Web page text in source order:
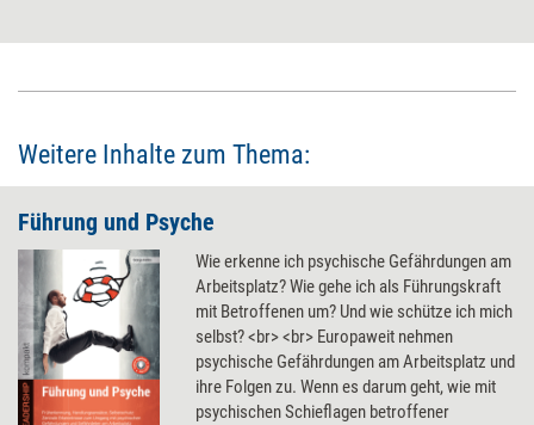
Weitere Inhalte zum Thema:
Führung und Psyche
Wie erkenne ich psychische Gefährdungen am
Arbeitsplatz? Wie gehe ich als Führungskraft
mit Betroffenen um? Und wie schütze ich mich
selbst? <br> <br> Europaweit nehmen
psychische Gefährdungen am Arbeitsplatz und
ihre Folgen zu. Wenn es darum geht, wie mit
psychischen Schieflagen betroffener